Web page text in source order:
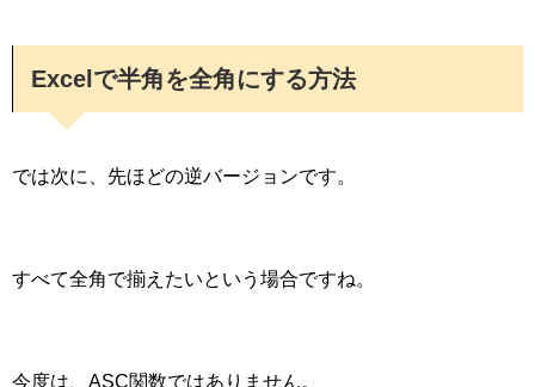
Excelで半角を全角にする方法
では次に、先ほどの逆バージョンです。
すべて全角で揃えたいという場合ですね。
今度は、ASC関数ではありません。